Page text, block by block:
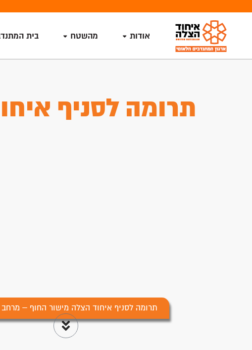
אודות מהשטח בית
תרומה לסניף
תרומה לסניף איחוד הצלה מישור החוף – מרחב